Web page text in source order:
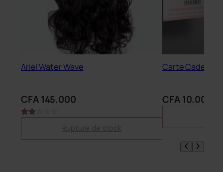
Ariel Water Wave
CFA145.000
Rupture de stock
Carte Cadeau
CFA10.000